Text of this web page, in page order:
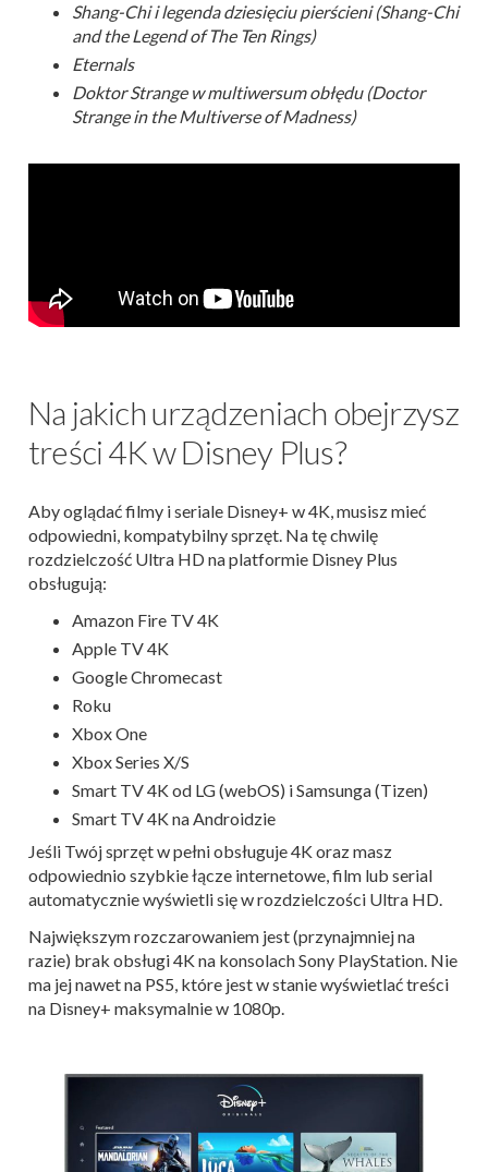
Shang-Chi i legenda dziesięciu pierścieni (Shang-Chi
and the Legend of The Ten Rings)
Eternals
Doktor Strange w multiwersum obłędu (Doctor
Strange in the Multiverse of Madness)
Na jakich urządzeniach obejrzysz
treści 4K w Disney Plus?
Aby oglądać filmy i seriale Disney+ w 4K, musisz mieć
odpowiedni, kompatybilny sprzęt. Na tę chwilę
rozdzielczość Ultra HD na platformie Disney Plus
obsługują:
Amazon Fire TV 4K
Apple TV 4K
Google Chromecast
Roku
Xbox One
Xbox Series X/S
Smart TV 4K od LG (webOS) i Samsunga (Tizen)
Smart TV 4K na Androidzie
Jeśli Twój sprzęt w pełni obsługuje 4K oraz masz
odpowiednio szybkie łącze internetowe, film lub serial
automatycznie wyświetli się w rozdzielczości Ultra HD.
Największym rozczarowaniem jest (przynajmniej na
razie) brak obsługi 4K na konsolach Sony PlayStation. Nie
ma jej nawet na PS5, które jest w stanie wyświetlać treści
na Disney+ maksymalnie w 1080p.